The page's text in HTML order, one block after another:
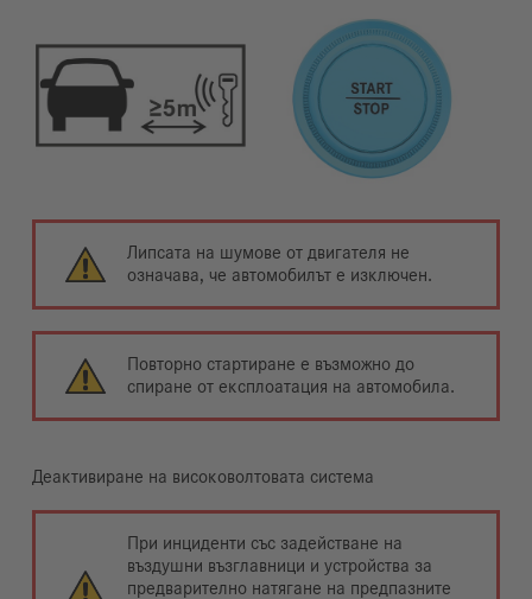
Липсата на шумове от двигателя не
означава, че автомобилът е изключен.
Повторно стартиране е възможно до
спиране от експлоатация на автомобила.
Деактивиране на високоволтовата система
При инциденти със задействане на
въздушни възглавници и устройства за
предварително натягане на предпазните